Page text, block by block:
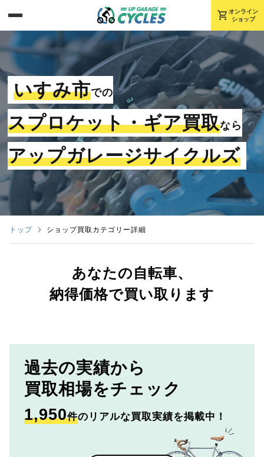
shopping_cart オンライン
ショップ
いすみ市での
スプロケット・ギア買取なら
アップガレージサイクルズ
トップ ショップ買取カテゴリー詳細
あなたの自転車、
納得価格で買い取ります
過去の実績から
買取相場をチェック
1,950件のリアルな買取実績を掲載中！